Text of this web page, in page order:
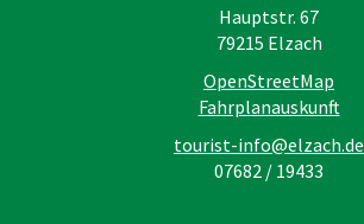
Hauptstr. 67
79215 Elzach
OpenStreetMap
Fahrplanauskunft
tourist-info@elzach.de
07682 / 19433